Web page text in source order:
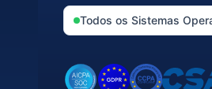
Todos os Sistemas